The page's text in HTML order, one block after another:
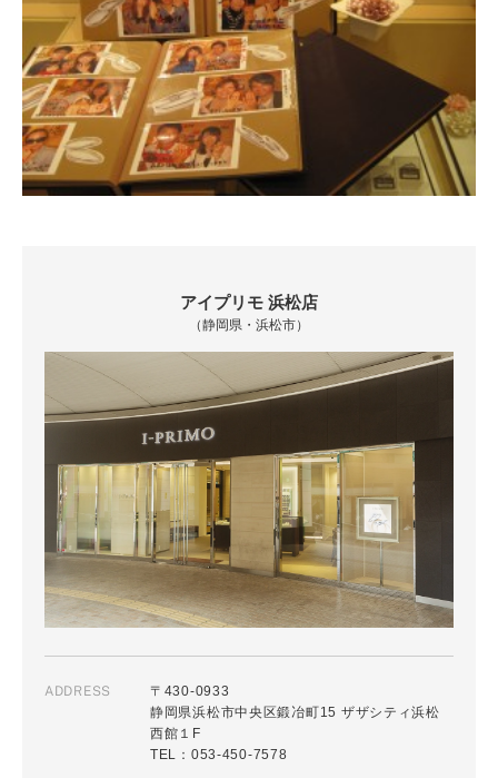
アイプリモ 浜松店
（静岡県・浜松市）
ADDRESS
〒430-0933
静岡県浜松市中央区鍛冶町15 ザザシティ浜松
西館１F
TEL：053-450-7578